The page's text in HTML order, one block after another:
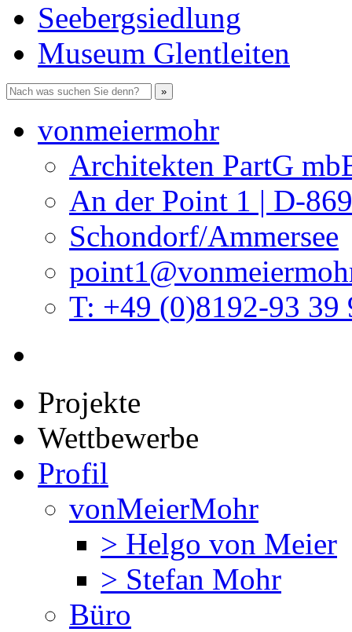
Seebergsiedlung
Museum Glentleiten
vonmeiermohr
Architekten PartG
An der Point 1 | D-
Schondorf/Ammersee
T: +49 (0)8192-93 39
Projekte
Wettbewerbe
Profil
vonMeierMohr
> Helgo von Meier
> Stefan Mohr
Büro